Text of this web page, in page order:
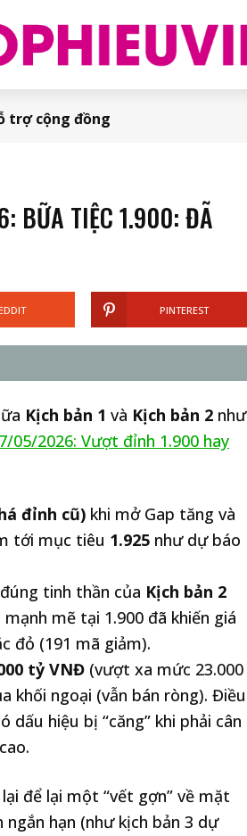
trợ cộng đồng
BỮA TIỆC 1.900: ĐÃ
PINTEREST
Kịch bản 1 và Kịch bản 2 như
05/2026: Vượt đỉnh 1.900 hay
đỉnh cũ) khi mở Gap tăng và
tới mục tiêu 1.925 như dự báo
tinh thần của Kịch bản 2
mẽ tại 1.900 đã khiến giá
đỏ (191 mã giảm).
tỷ VNĐ (vượt xa mức 23.000
khối ngoại (vẫn bán ròng). Điều
hiệu bị “căng” khi phải cân
để lại một “vết gợn” về mặt
hạn (như kịch bản 3 dự